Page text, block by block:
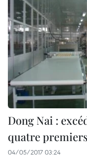
Dong Nai :
quatre
04/05/2017 03:24